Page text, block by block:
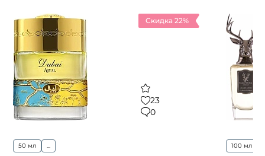
Скидка 22%
23
0
50 мл 100 мл